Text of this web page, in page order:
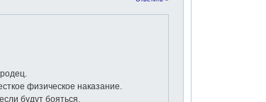
физическое наказание.
будут бояться.